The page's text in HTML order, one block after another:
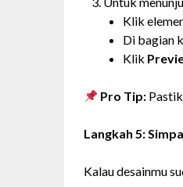
Klik
Di bagian
Klik
Pro Tip:
Langkah 5:
Kalau desainmu